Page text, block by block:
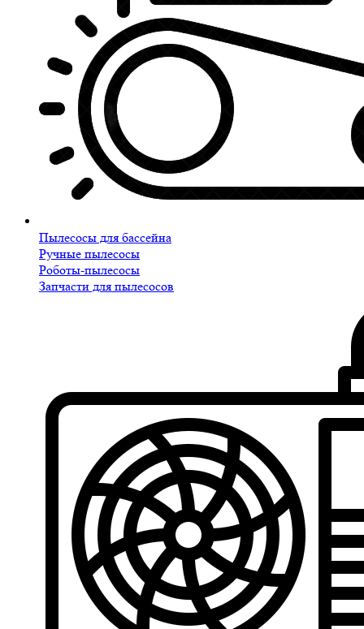
Пылесосы для бассейна
Ручные пылесосы
Роботы-пылесосы
Запчасти для пылесосов